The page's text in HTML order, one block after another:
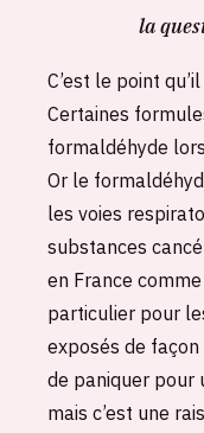
la
C’est le point
Certaines
formaldéhyde
Or le
les voies
substances
en France
particulier pour
exposés de façon
de paniquer pour
mais c’est une